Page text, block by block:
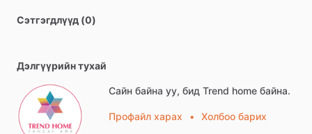
Сэтгэгдлүүд (0)
Дэлгүүрийн тухай
Сайн байна уу, бид Trend home байна.
Профайл харах • Холбоо барих